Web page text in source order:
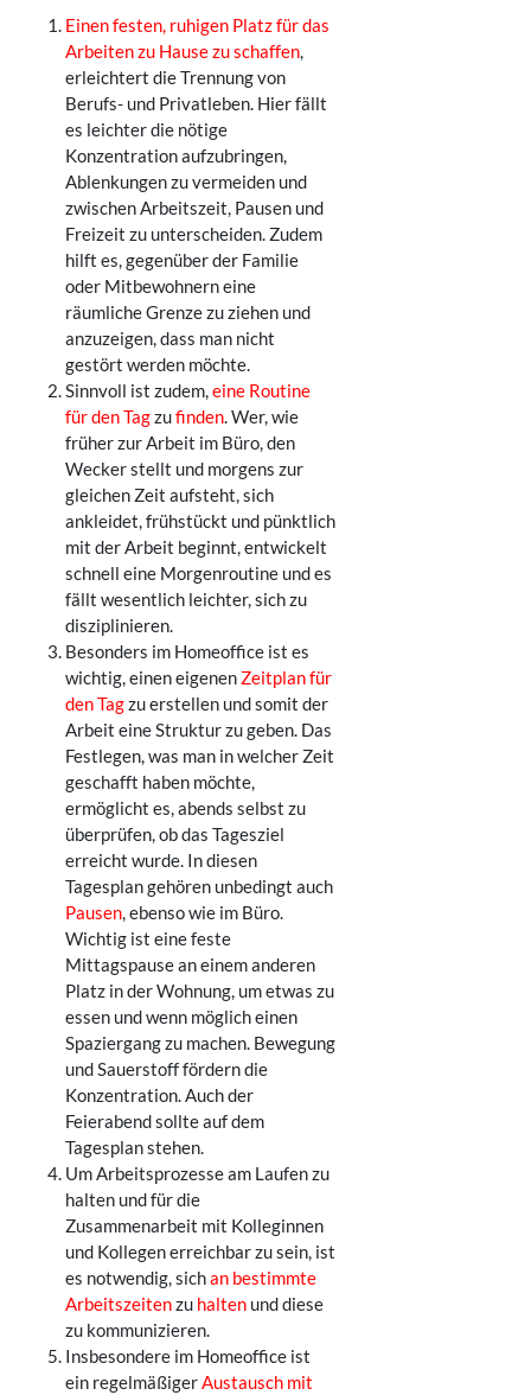
Einen festen, ruhigen Platz für das
Arbeiten zu Hause zu schaffen,
erleichtert die Trennung von
Berufs- und Privatleben. Hier fällt
es leichter die nötige
Konzentration aufzubringen,
Ablenkungen zu vermeiden und
zwischen Arbeitszeit, Pausen und
Freizeit zu unterscheiden. Zudem
hilft es, gegenüber der Familie
oder Mitbewohnern eine
räumliche Grenze zu ziehen und
anzuzeigen, dass man nicht
gestört werden möchte.
Sinnvoll ist zudem,eine Routine
für den Tagzufinden. Wer, wie
früher zur Arbeit im Büro, den
Wecker stellt und morgens zur
gleichen Zeit aufsteht, sich
ankleidet, frühstückt und pünktlich
mit der Arbeit beginnt, entwickelt
schnell eine Morgenroutine und es
fällt wesentlich leichter, sich zu
disziplinieren.
Besonders im Homeoffice ist es
wichtig, einen eigenen Zeitplan für
den Tagzu erstellen und somit der
Arbeit eine Struktur zu geben. Das
Festlegen, was man in welcher Zeit
geschafft haben möchte,
ermöglicht es, abends selbst zu
überprüfen, ob das Tagesziel
erreicht wurde. In diesen
Tagesplan gehören unbedingt auch
Pausen, ebenso wie im Büro.
Wichtig ist eine feste
Mittagspause an einem anderen
Platz in der Wohnung, um etwas zu
essen und wenn möglich einen
Spaziergang zu machen. Bewegung
und Sauerstoff fördern die
Konzentration. Auch der
Feierabend sollte auf dem
Tagesplan stehen.
Um Arbeitsprozesse am Laufen zu
halten und für die
Zusammenarbeit mit Kolleginnen
und Kollegen erreichbar zu sein, ist
es notwendig, sichan bestimmte
Arbeitszeitenzu halten und diese
zu kommunizieren.
Insbesondere im Homeoffice ist
ein regelmäßigerAustausch mit